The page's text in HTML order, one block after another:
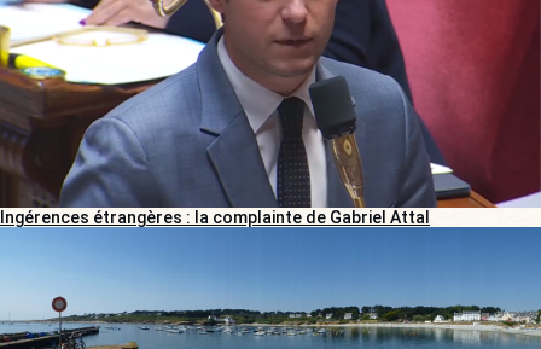
Ingérences étrangères : la complainte de Gabriel Attal